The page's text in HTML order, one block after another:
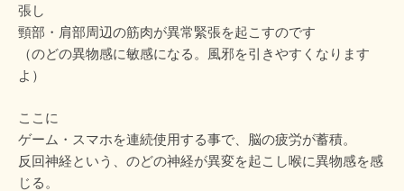
張し
頸部・肩部周辺の筋肉が異常緊張を起こすのです
（のどの異物感に敏感になる。風邪を引きやすくなります
よ）
ここに
ゲーム・スマホを連続使用する事で、脳の疲労が蓄積。
反回神経という、のどの神経が異変を起こし喉に異物感を感
じる。